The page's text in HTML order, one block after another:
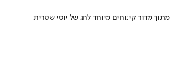
מדור קינוחים מיוחד לחג של יוסי שטרית